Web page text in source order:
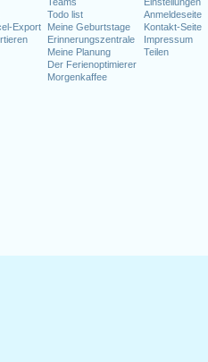
Export
Todo list
Meine Geburtstage
Erinnerungszentrale
Meine Planung
Der Ferienoptimierer
Morgenkaffee
Anmeldeseite
Kontakt-Seite
Impressum
Teilen